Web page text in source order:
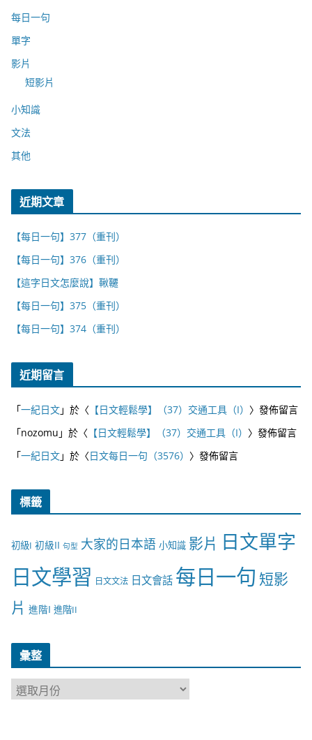
每日一句
單字
影片
短影片
小知識
文法
其他
近期文章
【每日一句】377（重刊）
【每日一句】376（重刊）
【這字日文怎麼說】鞦韆
【每日一句】375（重刊）
【每日一句】374（重刊）
近期留言
「一紀日文」於〈 【日文輕鬆學】（37）交通工具（I） 〉發佈留言
「nozomu 」於〈 【日文輕鬆學】（37）交通工具（I） 〉發佈留言
「一紀日文」於〈日文每日一句（3576） 〉發佈留言
標籤
初級I 初級II 句型 大家的日本語 小知識 影片 日文單字
日文學習 日文文法 日文會話 每日一句 短影
片 進階I 進階II
彙整
彙
整